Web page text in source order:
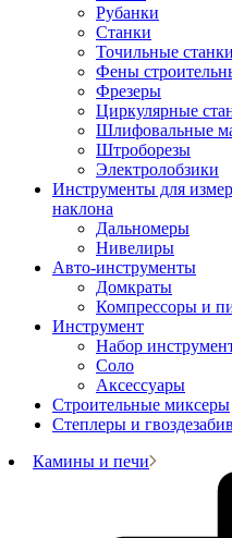
Рубанки
Станки
Точильные станки
Фены
Фрезеры
Циркулярные
Шлифовальные
Штроборезы
Электролобзики
Инструменты для
наклона
Дальномеры
Нивелиры
Авто-инструменты
Домкраты
Компрессоры и
Инструмент
Набор
Соло
Аксессуары
Строительные миксеры
Степлеры и
Камины и печи